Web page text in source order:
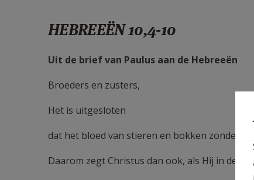
HEBREEËN 10,4-10
Uit de brief van Paulus aan de Hebreeën
Broeders en zusters,
Het is uitgesloten
dat het bloed van stieren en bokken zonden
Daarom zegt Christus dan ook, als Hij in de